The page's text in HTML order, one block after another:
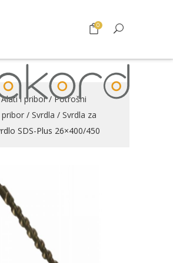
0
Alati i pribor/Potrošni
/ Svrdla / Svrdla za
SDS-Plus 26×400/450